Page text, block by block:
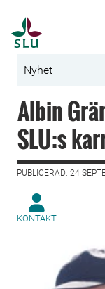
Nyhet
Albin
SLU:s
PUBLICERAD: 24
KONTAKT